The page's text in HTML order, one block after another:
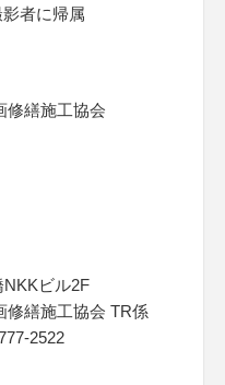
者に帰属
修繕施工協会
ビル2F
修繕施工協会 TR係
2522